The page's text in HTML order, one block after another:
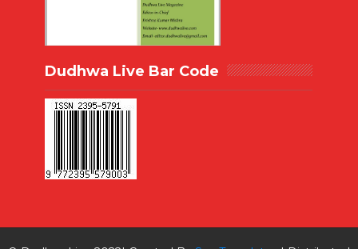
Dudhwa Live Bar Code